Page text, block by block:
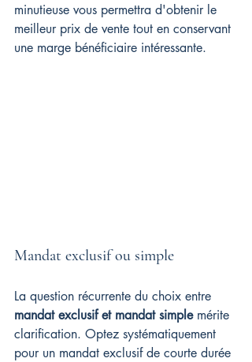
minutieuse vous permettra d'obtenir le
meilleur prix de vente tout en conservant
une marge bénéficiaire intéressante.
Mandat exclusif ou simple
La question récurrente du choix entre
mandat exclusif et mandat simple mérite
clarification. Optez systématiquement
pour un mandat exclusif de courte durée